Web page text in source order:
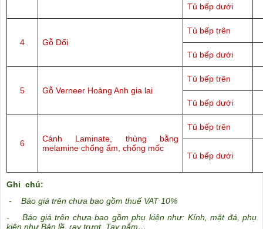
Tủ bếp dưới
4 Gỗ Dổi
Tủ bếp trên
Tủ bếp dưới
5 Gỗ Verneer Hoàng Anh gia lai
Tủ bếp trên
Tủ bếp dưới
6
Cánh Laminate, thùng bằng
melamine chống ẩm, chống mốc
Tủ bếp trên
Tủ bếp dưới
Ghi chú:
- Báo giá trên chưa bao gồm thuế VAT 10%
- Báo giá trên chưa bao gồm phụ kiện như: Kính, mặt đá, phụ
kiện như Bản lề, ray trượt, Tay nắm…